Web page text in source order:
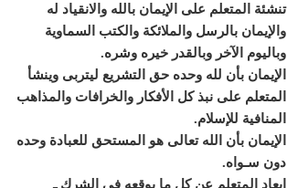
تنشئة المتعلم على الإيمان بالله والانقياد له
والإيمان بالرسل والملائكة والكتب السماوية
وباليوم الآخر وبالقدر خيره وشره.
الإيمان بأن لله وحده حق التشريع ليتربى وينشأ
المتعلم على نبذ كل الأفكار والخرافات والمذاهب
المنافية للإسلام.
الإيمان بأن الله تعالى هو المستحق للعبادة وحده
دون سـواه.
إبعاد المتعلم عن كل ما يوقعه في الشرك ـ